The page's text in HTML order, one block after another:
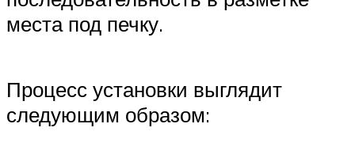
места под печку.
Процесс установки выглядит
следующим образом: